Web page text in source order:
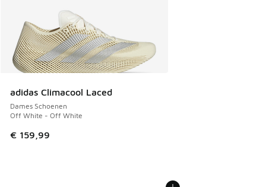
adidas Climacool Laced
Dames Schoenen
Off White - Off White
€ 159,99